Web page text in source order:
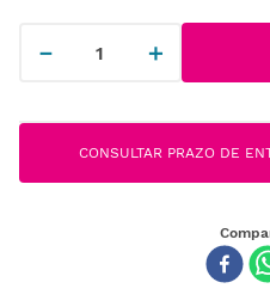
＋
－
CONSULTAR PRAZO DE